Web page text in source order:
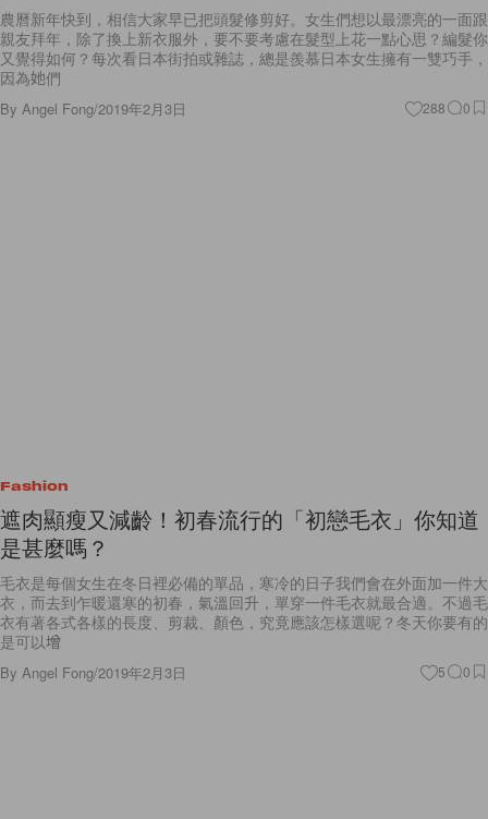
農曆新年快到，相信大家早已把頭髮修剪好。女生們想以最漂亮的一面跟
親友拜年，除了換上新衣服外，要不要考慮在髮型上花一點心思？編髮你
又覺得如何？每次看日本街拍或雜誌，總是羨慕日本女生擁有一雙巧手，
因為她們
By Angel Fong/2019年2月3日 288 0
Fashion
遮肉顯瘦又減齡！初春流行的「初戀毛衣」你知道
是甚麼嗎？
毛衣是每個女生在冬日裡必備的單品，寒冷的日子我們會在外面加一件大
衣，而去到乍暖還寒的初春，氣溫回升，單穿一件毛衣就最合適。不過毛
衣有著各式各樣的長度、剪裁、顏色，究竟應該怎樣選呢？冬天你要有的
是可以增
By Angel Fong/2019年2月3日 5 0